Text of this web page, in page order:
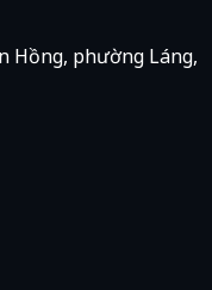
Hồng, phường Láng,